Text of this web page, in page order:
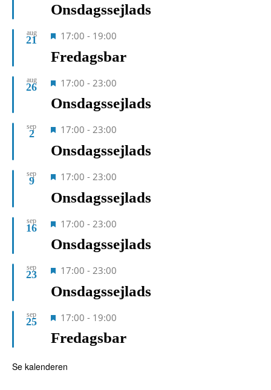
Onsdagssejlads
aug
21 Fremhævet
17:00 - 19:00
Fredagsbar
aug
26 Fremhævet
17:00 -23:00
Onsdagssejlads
sep
2 Fremhævet
17:00 -23:00
Onsdagssejlads
sep
9 Fremhævet
17:00 -23:00
Onsdagssejlads
sep
16 Fremhævet
17:00 -23:00
Onsdagssejlads
sep
23 Fremhævet
17:00 -23:00
Onsdagssejlads
sep
25 Fremhævet
17:00 - 19:00
Fredagsbar
Se kalenderen